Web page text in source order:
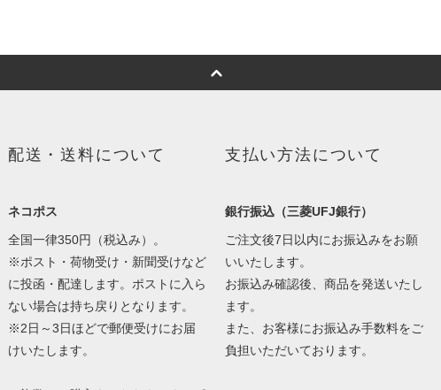
配送・送料について
ネコポス
全国一律350円（税込み）。
※ポスト・荷物受け・新聞受けなど
に投函・配達します。ポストに入ら
ない場合は持ち戻りとなります。
※2日～3日ほどで郵便受けにお届
けいたします。
支払い方法について
銀行振込（三菱UFJ銀行）
ご注文後7日以内にお振込みをお願
いいたします。
お振込み確認後、商品を発送いたし
ます。
また、お客様にお振込み手数料をご
負担いただいております。